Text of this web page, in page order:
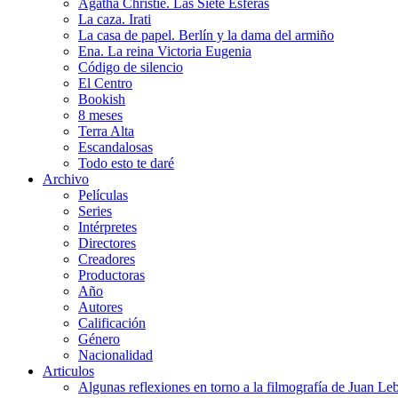
Agatha Christie. Las Siete Esferas
La caza. Irati
La casa de papel. Berlín y la dama del armiño
Ena. La reina Victoria Eugenia
Código de silencio
El Centro
Bookish
8 meses
Terra Alta
Escandalosas
Todo esto te daré
Archivo
Películas
Series
Intérpretes
Directores
Creadores
Productoras
Año
Autores
Calificación
Género
Nacionalidad
Articulos
Algunas reflexiones en torno a la filmografía de Juan